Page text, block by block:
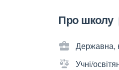
Про школу
Державна,
Учні/